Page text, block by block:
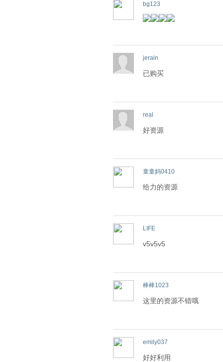
bg123
jerain
已购买
real
好资源
童童妈0410
给力的资源
LIFE
v5v5v5
棒棒1023
这里的资源不错哦
emily037
好好利用